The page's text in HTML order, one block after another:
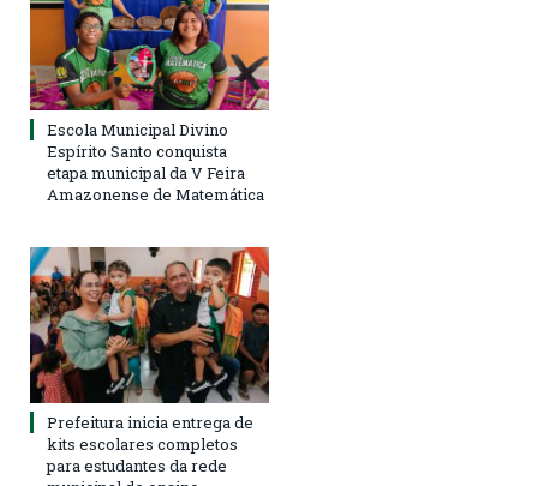
Escola Municipal Divino
Espírito Santo conquista
etapa municipal da V Feira
Amazonense de Matemática
Prefeitura inicia entrega de
kits escolares completos
para estudantes da rede